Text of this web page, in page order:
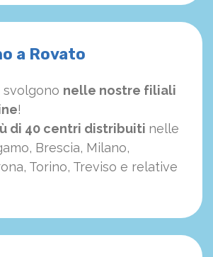
a Rovato
svolgono nelle nostre filiali
!
di 40 centri distribuiti nelle
Brescia, Milano,
Torino, Treviso e relative